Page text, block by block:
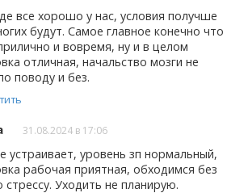
все хорошо у нас, условия получше
будут. Самое главное конечно что
и вовремя, ну и в целом
отличная, начальство мозги не
поводу и без.
31.08.2024 в 17:06
устраивает, уровень зп нормальный,
рабочая приятная, обходимся без
стрессу. Уходить не планирую.